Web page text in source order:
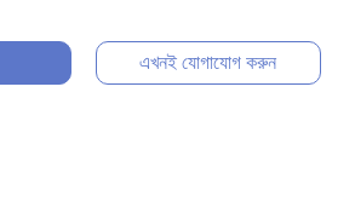
এখনই যোগাযোগ করুন